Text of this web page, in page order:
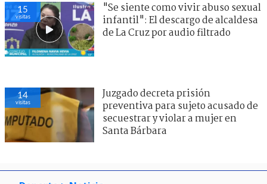
15
visitas
"Se siente como vivir abuso sexual
infantil": El descargo de alcaldesa
de La Cruz por audio filtrado
14
visitas
Juzgado decreta prisión
preventiva para sujeto acusado de
secuestrar y violar a mujer en
Santa Bárbara